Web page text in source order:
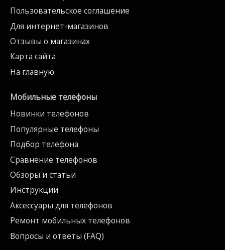
Пользовательское соглашение
Для интернет-магазинов
Отзывы о магазинах
Карта сайта
На главную
Мобильные телефоны
Новинки телефонов
Популярные телефоны
Подбор телефона
Сравнение телефонов
Обзоры и статьи
Инструкции
Аксессуары для телефонов
Ремонт мобильных телефонов
Вопросы и ответы (FAQ)